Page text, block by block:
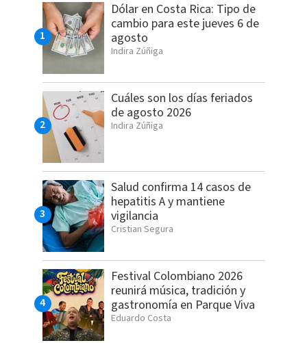
Dólar en Costa Rica: Tipo de
cambio para este jueves 6 de
agosto
Indira Zúñiga
Cuáles son los días feriados
de agosto 2026
Indira Zúñiga
Salud confirma 14 casos de
hepatitis A y mantiene
vigilancia
Cristian Segura
Festival Colombiano 2026
reunirá música, tradición y
gastronomía en Parque Viva
Eduardo Costa